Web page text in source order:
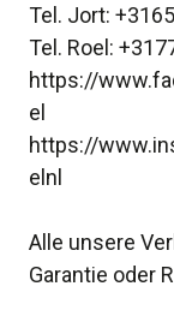
Tel. Jort:
Tel. Roel:
https://
el
https://
elnl
Alle unsere
Garantie oder